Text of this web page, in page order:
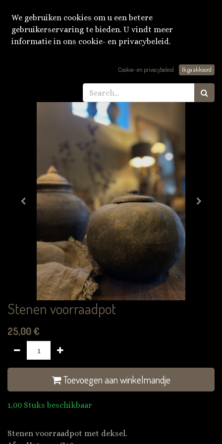
Stenen voorraadpot
25,00€
Toevoegen aan winkelmandje
1,00 Stuks beschikbaar
Stenen voorraadpot met deksel.
We gebruiken cookies om u een betere
gebruikerservaring te bieden. U vindt meer
informatie in ons cookie- en privacybeleid.
Cookie- en privacybeleid Ik ga akkoord